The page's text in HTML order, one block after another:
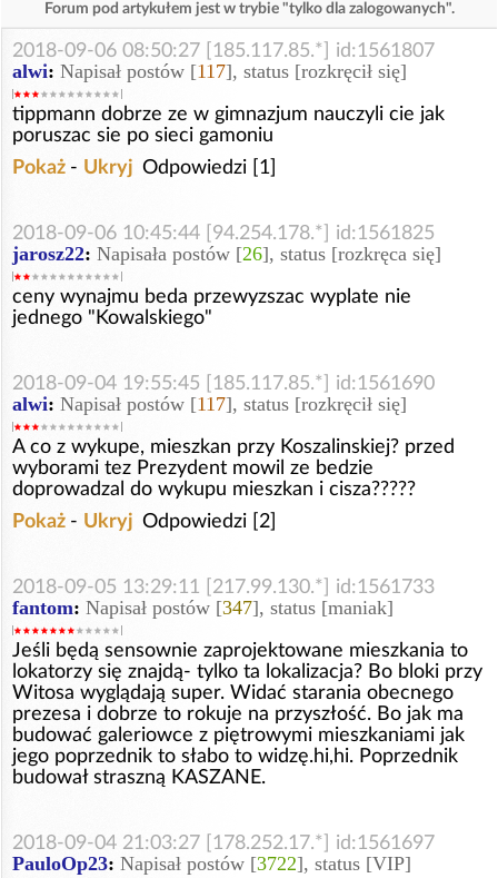
Forum pod artykułem jest w trybie "tylko dla zalogowanych".
2018-09-06 08:50:27 [185.117.85.*] id:1561807
alwi: Napisał postów [117], status [rozkręcił się]
tippmann dobrze ze w gimnazjum nauczyli cie jak
poruszac sie po sieci gamoniu
Pokaż - Ukryj Odpowiedzi [1]
2018-09-06 10:45:44 [94.254.178.*] id:1561825
jarosz22: Napisała postów [26], status [rozkręca się]
ceny wynajmu beda przewyzszac wyplate nie
jednego "Kowalskiego"
2018-09-04 19:55:45 [185.117.85.*] id:1561690
alwi: Napisał postów [117], status [rozkręcił się]
A co z wykupe, mieszkan przy Koszalinskiej? przed
wyborami tez Prezydent mowil ze bedzie
doprowadzal do wykupu mieszkan i cisza?????
Pokaż - Ukryj Odpowiedzi [2]
2018-09-05 13:29:11 [217.99.130.*] id:1561733
fantom: Napisał postów [347], status [maniak]
Jeśli będą sensownie zaprojektowane mieszkania to
lokatorzy się znajdą- tylko ta lokalizacja? Bo bloki przy
Witosa wyglądają super. Widać starania obecnego
prezesa i dobrze to rokuje na przyszłość. Bo jak ma
budować galeriowce z piętrowymi mieszkaniami jak
jego poprzednik to słabo to widzę.hi,hi. Poprzednik
budował straszną KASZANE.
2018-09-04 21:03:27 [178.252.17.*] id:1561697
PauloOp23: Napisał postów [3722], status [VIP]